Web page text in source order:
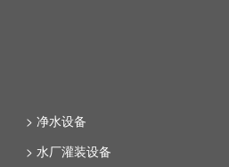
> 净水设备
> 水厂灌装设备